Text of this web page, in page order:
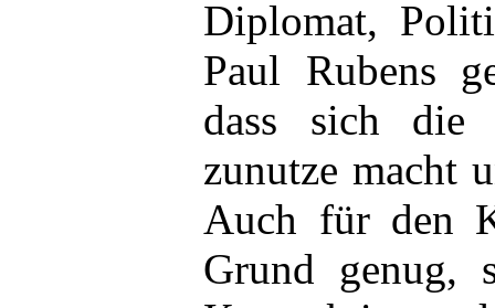
Diplomat,
Paul Rubens
dass sich die
zunutze macht
Auch für den
Grund genug,